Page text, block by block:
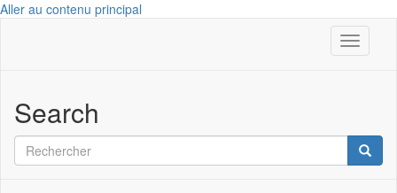
Aller au contenu principal
des
Résistant(e)s
à
Toggle
Search
Rechercher